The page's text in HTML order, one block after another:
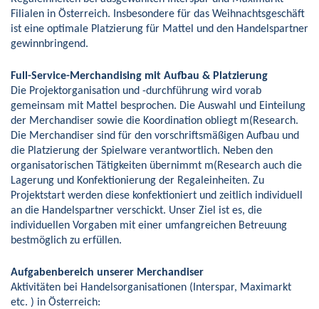
Filialen in Österreich. Insbesondere für das Weihnachtsgeschäft
ist eine optimale Platzierung für Mattel und den Handelspartner
gewinnbringend.
Full-Service-Merchandising mit Aufbau & Platzierung
Die Projektorganisation und -durchführung wird vorab
gemeinsam mit Mattel besprochen. Die Auswahl und Einteilung
der Merchandiser sowie die Koordination obliegt m(Research.
Die Merchandiser sind für den vorschriftsmäßigen Aufbau und
die Platzierung der Spielware verantwortlich. Neben den
organisatorischen Tätigkeiten übernimmt m(Research auch die
Lagerung und Konfektionierung der Regaleinheiten. Zu
Projektstart werden diese konfektioniert und zeitlich individuell
an die Handelspartner verschickt. Unser Ziel ist es, die
individuellen Vorgaben mit einer umfangreichen Betreuung
bestmöglich zu erfüllen.
Aufgabenbereich unserer Merchandiser
Aktivitäten bei Handelsorganisationen (Interspar, Maximarkt
etc. ) in Österreich: